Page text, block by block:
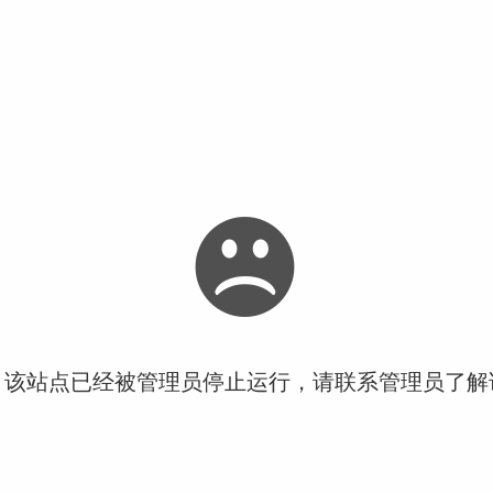
站点已经被管理员停止运行，请联系管理员了